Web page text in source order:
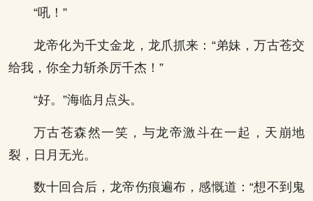
“吼！”
龙帝化为千丈金龙，龙爪抓来：“弟妹，万古苍交
给我，你全力斩杀厉千杰！”
“好。”海临月点头。
万古苍森然一笑，与龙帝激斗在一起，天崩地
裂，日月无光。
数十回合后，龙帝伤痕遍布，感慨道：“想不到鬼